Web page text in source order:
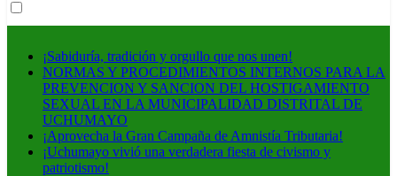
¡Sabiduría, tradición y orgullo que nos unen!
NORMAS Y PROCEDIMIENTOS INTERNOS PARA LA
PREVENCION Y SANCION DEL HOSTIGAMIENTO
SEXUAL EN LA MUNICIPALIDAD DISTRITAL DE
UCHUMAYO
¡Aprovecha la Gran Campaña de Amnistía Tributaria!
¡Uchumayo vivió una verdadera fiesta de civismo y
patriotismo!